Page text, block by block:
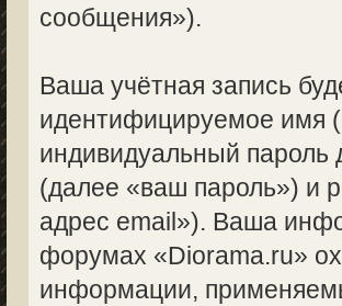
сообщения»).
Ваша учётная запись
идентифицируемое имя
индивидуальный пароль
(далее «ваш пароль») и
адрес email»). Ваша
форумах «Diorama.ru»
информации,